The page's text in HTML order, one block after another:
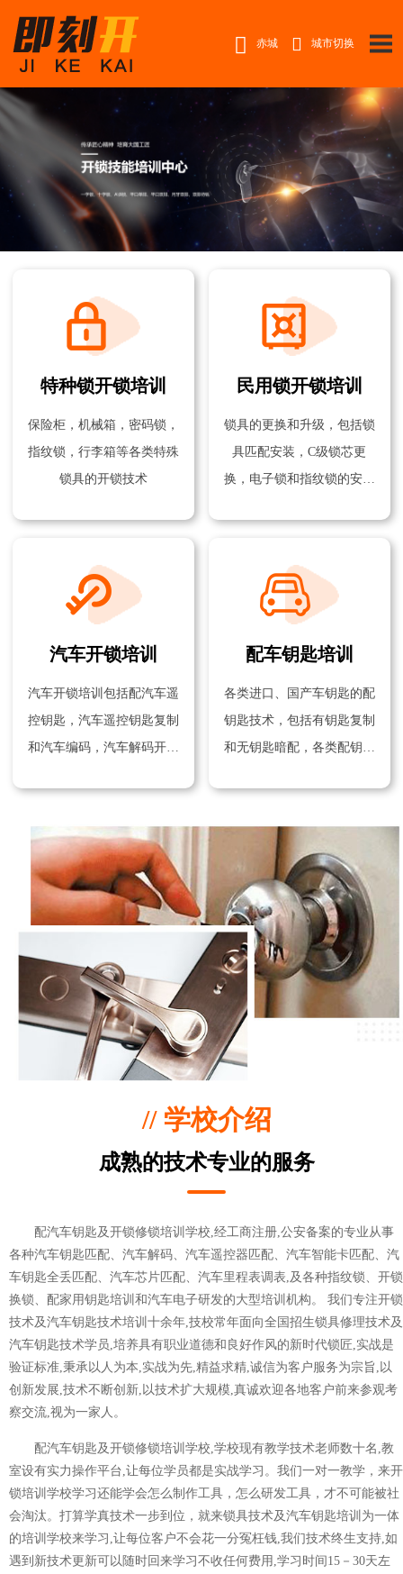
 赤城  城市切换
特种锁开锁培训
保险柜，机械箱，密码锁，
指纹锁，行李箱等各类特殊
锁具的开锁技术
民用锁开锁培训
锁具的更换和升级，包括锁
具匹配安装，C级锁芯更
换，电子锁和指纹锁的安装
汽车开锁培训
汽车开锁培训包括配汽车遥
控钥匙，汽车遥控钥匙复制
和汽车编码，汽车解码开锁
配车钥匙培训
各类进口、国产车钥匙的配
钥匙技术，包括有钥匙复制
和无钥匙暗配，各类配钥匙
// 学校介绍
成熟的技术专业的服务
配汽车钥匙及开锁修锁培训学校,经工商注册,公安备案的专业从事
各种汽车钥匙匹配、汽车解码、汽车遥控器匹配、汽车智能卡匹配、汽
车钥匙全丢匹配、汽车芯片匹配、汽车里程表调表,及各种指纹锁、开锁
换锁、配家用钥匙培训和汽车电子研发的大型培训机构。 我们专注开锁
技术及汽车钥匙技术培训十余年,技校常年面向全国招生锁具修理技术及
汽车钥匙技术学员,培养具有职业道德和良好作风的新时代锁匠,实战是
验证标准,秉承以人为本,实战为先,精益求精,诚信为客户服务为宗旨,以
创新发展,技术不断创新,以技术扩大规模,真诚欢迎各地客户前来参观考
察交流,视为一家人。
配汽车钥匙及开锁修锁培训学校,学校现有教学技术老师数十名,教
室设有实力操作平台,让每位学员都是实战学习。我们一对一教学，来开
锁培训学校学习还能学会怎么制作工具，怎么研发工具，才不可能被社
会淘汰。打算学真技术一步到位，就来锁具技术及汽车钥匙培训为一体
的培训学校来学习,让每位客户不会花一分冤枉钱,我们技术终生支持,如
遇到新技术更新可以随时回来学习不收任何费用,学习时间15－30天左